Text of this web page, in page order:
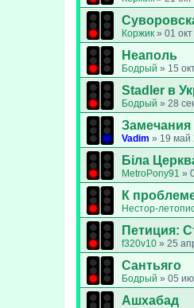
Коржик » 01
Неаполь
Бодрый » 15
Stadler в
Бодрый » 28
Vadim » 19 май
Біла
MetroPony91 »
К
Нестор-
Петиция:
f320v10 » 25
Сантьяго
Бодрый » 05
Ашхабад